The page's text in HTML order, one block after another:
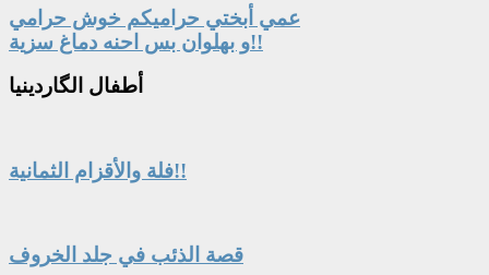
عمي أبختي حراميكم خوش حرامي
و بهلوان بس احنه دماغ سزية!!
أطفال الگاردينيا
فلة والأقزام الثمانية!!
قصة الذئب في جلد الخروف